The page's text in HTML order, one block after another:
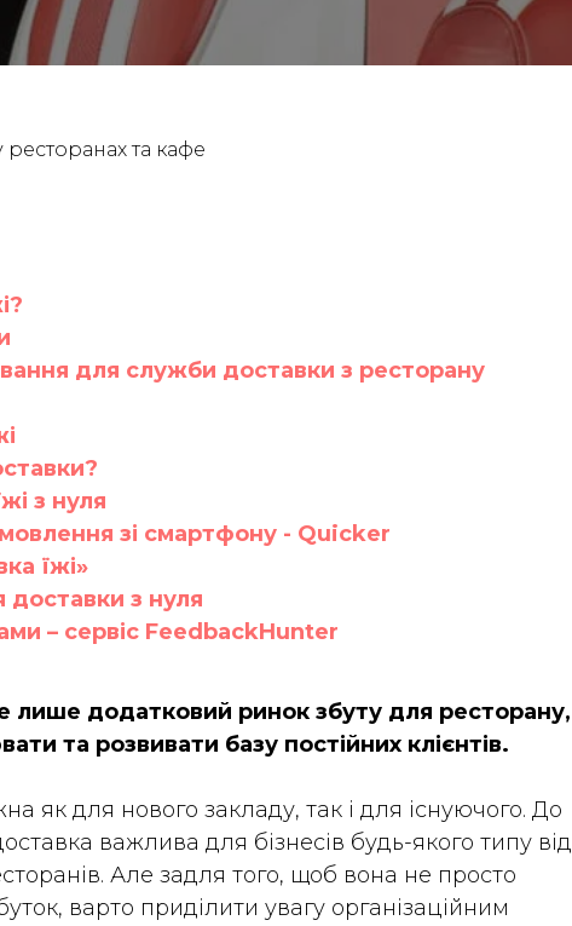
ресторанах та кафе
для служби доставки з ресторану
з нуля
зі смартфону - Quicker
їжі»
доставки з нуля
– сервіс FeedbackHunter
лише додатковий ринок збуту для ресторану,
та розвивати базу постійних клієнтів.
як для нового закладу, так і для існуючого. До
важлива для бізнесів будь-якого типу від
Але задля того, щоб вона не просто
варто приділити увагу організаційним